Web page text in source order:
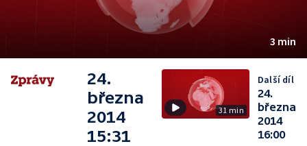
3 min
24.
března
2014
15:31
31 min
Další díl
24.
března
2014
16:00